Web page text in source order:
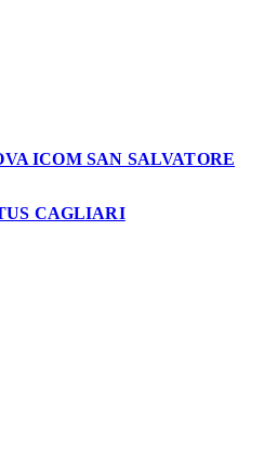
ICOM SAN SALVATORE
CAGLIARI